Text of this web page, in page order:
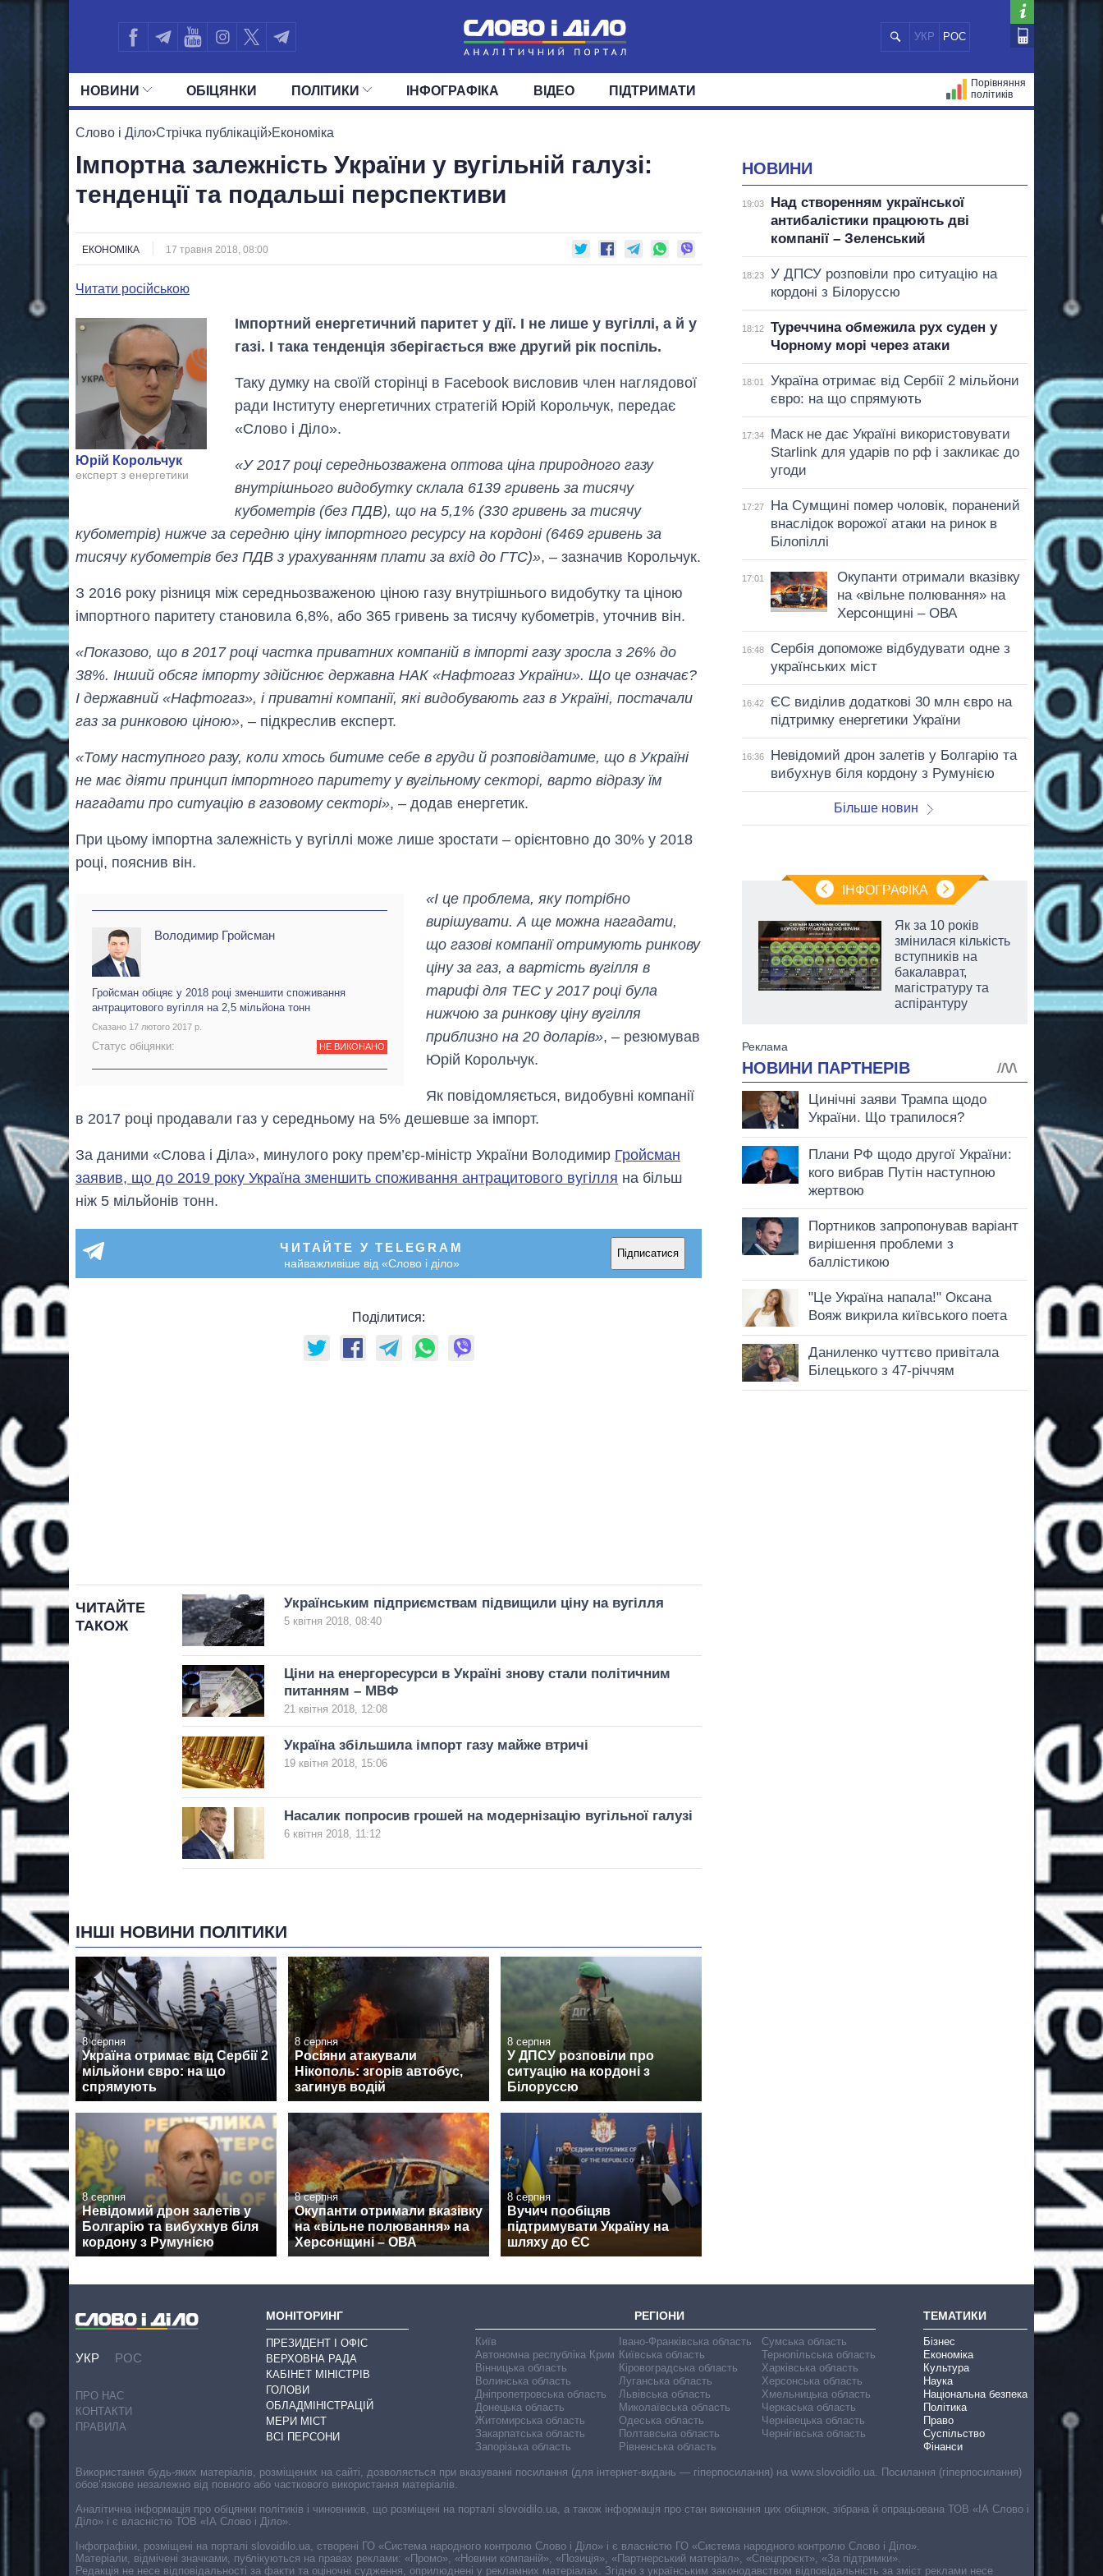
УКР РОС
НОВИНИ
ПОЛІТИКА ЕКОНОМІКА СУСПІЛЬСТВО
ОБIЦЯНКИ ПОЛIТИКИ
УСІ ПОЛІТИКИ ПРЕЗИДЕНТ І ОФІС
ДЕПУТАТИ КОМІТЕТИ ФРАКЦІЇ ОКРУГИ
ІНФОГРАФІКА ВІДЕО ПІДТРИМАТИ
Порівняння
політиків
Слово і Діло›Стрічка публікацій›Економіка
Імпортна залежність України у вугільній галузі:
тенденції та подальші перспективи
ЕКОНОМІКА 17 травня 2018, 08:00
Читати російською
Юрій Корольчук
експерт з енергетики
Імпортний енергетичний паритет у дії. І не лише у вугіллі, а й у
газі. І така тенденція зберігається вже другий рік поспіль.
Таку думку на своїй сторінці в Facebook висловив член наглядової
ради Інституту енергетичних стратегій Юрій Корольчук, передає
«Слово і Діло».
«У 2017 році середньозважена оптова ціна природного газу
внутрішнього видобутку склала 6139 гривень за тисячу
кубометрів (без ПДВ), що на 5,1% (330 гривень за тисячу
кубометрів) нижче за середню ціну імпортного ресурсу на кордоні (6469 гривень за
тисячу кубометрів без ПДВ з урахуванням плати за вхід до ГТС)», – зазначив Корольчук.
З 2016 року різниця між середньозваженою ціною газу внутрішнього видобутку та ціною
імпортного паритету становила 6,8%, або 365 гривень за тисячу кубометрів, уточнив він.
«Показово, що в 2017 році частка приватних компаній в імпорті газу зросла з 26% до
38%. Інший обсяг імпорту здійснює державна НАК «Нафтогаз України». Що це означає?
І державний «Нафтогаз», і приватні компанії, які видобувають газ в Україні, постачали
газ за ринковою ціною», – підкреслив експерт.
«Тому наступного разу, коли хтось битиме себе в груди й розповідатиме, що в Україні
не має діяти принцип імпортного паритету у вугільному секторі, варто відразу їм
нагадати про ситуацію в газовому секторі», – додав енергетик.
При цьому імпортна залежність у вугіллі може лише зростати – орієнтовно до 30% у 2018
році, пояснив він.
Володимир Гройсман
Гройсман обіцяє у 2018 році зменшити споживання
антрацитового вугілля на 2,5 мільйона тонн
Сказано 17 лютого 2017 р.
Статус обіцянки: НЕ ВИКОНАНО
«І це проблема, яку потрібно
вирішувати. А ще можна нагадати,
що газові компанії отримують ринкову
ціну за газ, а вартість вугілля в
тарифі для ТЕС у 2017 році була
нижчою за ринкову ціну вугілля
приблизно на 20 доларів», – резюмував
Юрій Корольчук.
Як повідомляється, видобувні компанії
в 2017 році продавали газ у середньому на 5% дешевше за імпорт.
За даними «Слова і Діла», минулого року прем’єр-міністр України Володимир Гройсман
заявив, що до 2019 року Україна зменшить споживання антрацитового вугілля на більш
ніж 5 мільйонів тонн.
ЧИТАЙТЕ У TELEGRAM
найважливіше від «Слово і діло»
Підписатися
Поділитися:
ЧИТАЙТЕ
ТАКОЖ
Українським підприємствам підвищили ціну на вугілля
5 квітня 2018, 08:40
Ціни на енергоресурси в Україні знову стали політичним
питанням – МВФ
21 квітня 2018, 12:08
Україна збільшила імпорт газу майже втричі
19 квітня 2018, 15:06
Насалик попросив грошей на модернізацію вугільної галузі
6 квітня 2018, 11:12
ІНШІ НОВИНИ ПОЛІТИКИ
8 серпня
Україна отримає від Сербії 2
мільйони євро: на що
спрямують
8 серпня
Росіяни атакували
Нікополь: згорів автобус,
загинув водій
8 серпня
У ДПСУ розповіли про
ситуацію на кордоні з
Білоруссю
8 серпня
Невідомий дрон залетів у
Болгарію та вибухнув біля
кордону з Румунією
8 серпня
Окупанти отримали вказівку
на «вільне полювання» на
Херсонщині – ОВА
8 серпня
Вучич пообіцяв
підтримувати Україну на
шляху до ЄС
НОВИНИ
19:03
Над створенням української
антибалістики працюють дві
компанії – Зеленський
18:23
У ДПСУ розповіли про ситуацію на
кордоні з Білоруссю
18:12
Туреччина обмежила рух суден у
Чорному морі через атаки
18:01
Україна отримає від Сербії 2 мільйони
євро: на що спрямують
17:34
Маск не дає Україні використовувати
Starlink для ударів по рф і закликає до
угоди
17:27
На Сумщині помер чоловік, поранений
внаслідок ворожої атаки на ринок в
Білопіллі
17:01
Окупанти отримали вказівку
на «вільне полювання» на
Херсонщині – ОВА
16:48
Сербія допоможе відбудувати одне з
українських міст
16:42
ЄС виділив додаткові 30 млн євро на
підтримку енергетики України
16:36
Невідомий дрон залетів у Болгарію та
вибухнув біля кордону з Румунією
Більше новин
ІНФОГРАФІКА
Вісім масованих
ударів по Україні
за літо: Київ та
область стали
головною ціллю
рф
Як за 10 років
змінилася кількість
вступників на
бакалаврат,
магістратуру та
аспірантуру
УКР РОС
ПРО НАС
КОНТАКТИ
ПРАВИЛА
МОНІТОРИНГ
ПРЕЗИДЕНТ І ОФІС
ВЕРХОВНА РАДА
КАБІНЕТ МІНІСТРІВ
ГОЛОВИ
ОБЛАДМІНІСТРАЦІЙ
МЕРИ МІСТ
ВСІ ПЕРСОНИ
РЕГІОНИ
Київ
Автономна республіка Крим
Вінницька область
Волинська область
Дніпропетровська область
Донецька область
Житомирська область
Закарпатська область
Запорізька область
Івано-Франківська область
Київська область
Кіровоградська область
Луганська область
Львівська область
Миколаївська область
Одеська область
Полтавська область
Рівненська область
Сумська область
Тернопільська область
Харківська область
Херсонська область
Хмельницька область
Черкаська область
Чернівецька область
Чернігівська область
ТЕМАТИКИ
Бізнес
Економіка
Культура
Наука
Національна безпека
Політика
Право
Суспільство
Фінанси
Використання будь-яких матеріалів, розміщених на сайті, дозволяється при вказуванні посилання (для інтернет-видань — гіперпосилання) на www.slovoidilo.ua. Посилання (гіперпосилання)
обов’язкове незалежно від повного або часткового використання матеріалів.
Аналітична інформація про обіцянки політиків і чиновників, що розміщені на порталі slovoidilo.ua, а також інформація про стан виконання цих обіцянок, зібрана й опрацьована ТОВ «ІА Слово і
Діло» і є власністю ТОВ «ІА Слово і Діло».
Інфографіки, розміщені на порталі slovoidilo.ua, створені ГО «Система народного контролю Слово і Діло» і є власністю ГО «Система народного контролю Слово і Діло».
Матеріали, відмічені значками, публікуються на правах реклами: «Промо», «Новини компаній», «Позиція», «Партнерський матеріал», «Спецпроєкт», «За підтримки».
Редакція не несе відповідальності за факти та оціночні судження, оприлюднені у рекламних матеріалах. Згідно з українським законодавством відповідальність за зміст реклами несе